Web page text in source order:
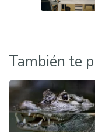
También te